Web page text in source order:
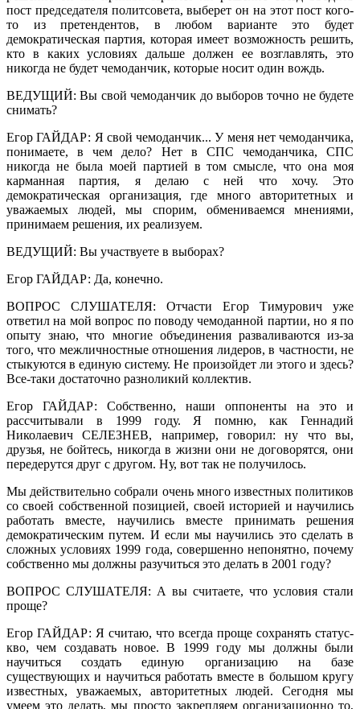
пост председателя политсовета, выберет он на этот пост кого-
то из претендентов, в любом варианте это будет
демократическая партия, которая имеет возможность решить,
кто в каких условиях дальше должен ее возглавлять, это
никогда не будет чемоданчик, которые носит один вождь.
ВЕДУЩИЙ: Вы свой чемоданчик до выборов точно не будете
снимать?
Егор ГАЙДАР: Я свой чемоданчик... У меня нет чемоданчика,
понимаете, в чем дело? Нет в СПС чемоданчика, СПС
никогда не была моей партией в том смысле, что она моя
карманная партия, я делаю с ней что хочу. Это
демократическая организация, где много авторитетных и
уважаемых людей, мы спорим, обмениваемся мнениями,
принимаем решения, их реализуем.
ВЕДУЩИЙ: Вы участвуете в выборах?
Егор ГАЙДАР: Да, конечно.
ВОПРОС СЛУШАТЕЛЯ: Отчасти Егор Тимурович уже
ответил на мой вопрос по поводу чемоданной партии, но я по
опыту знаю, что многие объединения разваливаются из-за
того, что межличностные отношения лидеров, в частности, не
стыкуются в единую систему. Не произойдет ли этого и здесь?
Все-таки достаточно разноликий коллектив.
Егор ГАЙДАР: Собственно, наши оппоненты на это и
рассчитывали в 1999 году. Я помню, как Геннадий
Николаевич СЕЛЕЗНЕВ, например, говорил: ну что вы,
друзья, не бойтесь, никогда в жизни они не договорятся, они
передерутся друг с другом. Ну, вот так не получилось.
Мы действительно собрали очень много известных политиков
со своей собственной позицией, своей историей и научились
работать вместе, научились вместе принимать решения
демократическим путем. И если мы научились это сделать в
сложных условиях 1999 года, совершенно непонятно, почему
собственно мы должны разучиться это делать в 2001 году?
ВОПРОС СЛУШАТЕЛЯ: А вы считаете, что условия стали
проще?
Егор ГАЙДАР: Я считаю, что всегда проще сохранять статус-
кво, чем создавать новое. В 1999 году мы должны были
научиться создать единую организацию на базе
существующих и научиться работать вместе в большом кругу
известных, уважаемых, авторитетных людей. Сегодня мы
умеем это делать, мы просто закрепляем организационно то,